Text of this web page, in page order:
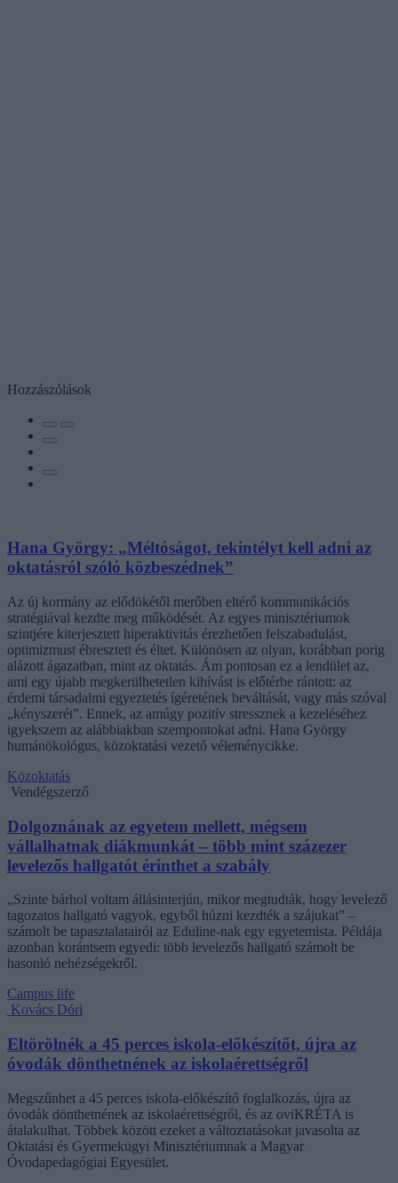
Hozzászólások
Hana György: „Méltóságot, tekintélyt kell adni az
oktatásról szóló közbeszédnek”
Az új kormány az elődökétől merőben eltérő kommunikációs
stratégiával kezdte meg működését. Az egyes minisztériumok
szintjére kiterjesztett hiperaktivitás érezhetően felszabadulást,
optimizmust ébresztett és éltet. Különösen az olyan, korábban porig
alázott ágazatban, mint az oktatás. Ám pontosan ez a lendület az,
ami egy újabb megkerülhetetlen kihívást is előtérbe rántott: az
érdemi társadalmi egyeztetés ígéretének beváltását, vagy más szóval
„kényszerét”. Ennek, az amúgy pozitív stressznek a kezeléséhez
igyekszem az alábbiakban szempontokat adni. Hana György
humánökológus, közoktatási vezető véleménycikke.
Közoktatás
Vendégszerző
Dolgoznának az egyetem mellett, mégsem
vállalhatnak diákmunkát – több mint százezer
levelezős hallgatót érinthet a szabály
„Szinte bárhol voltam állásinterjún, mikor megtudták, hogy levelező
tagozatos hallgató vagyok, egyből húzni kezdték a szájukat” –
számolt be tapasztalatairól az Eduline-nak egy egyetemista. Példája
azonban korántsem egyedi: több levelezős hallgató számolt be
hasonló nehézségekről.
Campus life
Kovács Dóri
Eltörölnék a 45 perces iskola-előkészítőt, újra az
óvodák dönthetnének az iskolaérettségről
Megszűnhet a 45 perces iskola-előkészítő foglalkozás, újra az
óvodák dönthetnének az iskolaérettségről, és az oviKRÉTA is
átalakulhat. Többek között ezeket a változtatásokat javasolta az
Oktatási és Gyermekügyi Minisztériumnak a Magyar
Óvodapedagógiai Egyesület.